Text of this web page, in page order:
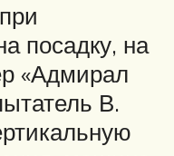
посадку, на
«Адмирал
В.